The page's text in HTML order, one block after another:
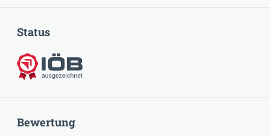
Status
IÖB-ausgezeichnet
Bewertung